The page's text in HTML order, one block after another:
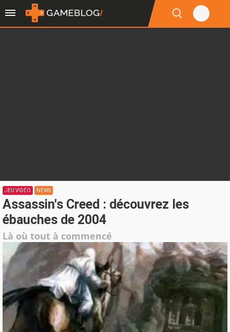
JEU VIDÉO NEWS
Assassin's Creed : découvrez les
ébauches de 2004
Là où tout à commencé